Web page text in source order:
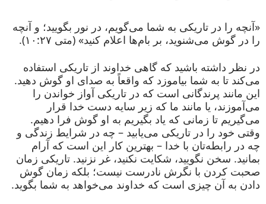
«آنچه را در تاریکی به شما می‌گویم، در نور بگویید؛ و آنچه
را در گوش می‌شنوید، بر بام‌ها اعلام کنید» (متی ۱۰:۲۷).
در نظر داشته باشید که گاهی خداوند از تاریکی استفاده
می‌کند تا به شما بیاموزد که واقعاً به صدای او گوش دهید.
این مانند پرندگانی است که در تاریکی آواز خواندن را
می‌آموزند، یا مانند ما که زیر سایه دست خدا قرار
می‌گیریم تا زمانی که یاد بگیریم به او گوش فرا دهیم.
وقتی خود را در تاریکی می‌یابید – چه در شرایط زندگی و
چه در رابطه‌تان با خدا – بهترین کار این است که آرام
بمانید. سخن نگویید، شکایت نکنید، غر نزنید. تاریکی زمان
صحبت کردن با نگرش نادرست نیست؛ بلکه زمان گوش
دادن به آن چیزی است که خداوند می‌خواهد به شما بگوید.